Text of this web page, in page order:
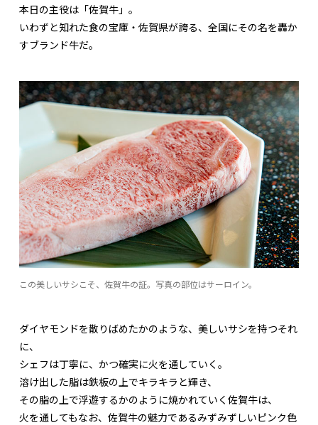
本日の主役は「佐賀牛」。
いわずと知れた食の宝庫・佐賀県が誇る、全国にその名を轟か
すブランド牛だ。
この美しいサシこそ、佐賀牛の証。写真の部位はサーロイン。
ダイヤモンドを散りばめたかのような、美しいサシを持つそれ
に、
シェフは丁寧に、かつ確実に火を通していく。
溶け出した脂は鉄板の上でキラキラと輝き、
その脂の上で浮遊するかのように焼かれていく佐賀牛は、
火を通してもなお、佐賀牛の魅力であるみずみずしいピンク色